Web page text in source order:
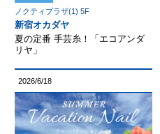
ノクティプラザ(1) 5F
新宿オカダヤ
夏の定番 手芸糸！「エコアンダ
リヤ」
2026/6/18